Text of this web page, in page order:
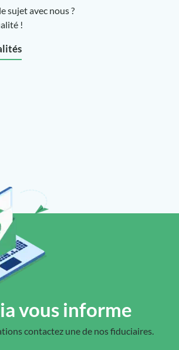
sujet avec nous ?
!
vous informe
contactez une de nos fiduciaires.